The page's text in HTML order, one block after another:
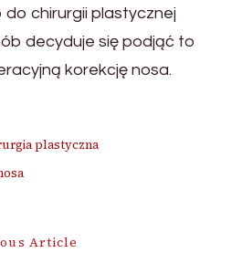
chirurgii plastycznej
decyduje się podjąć to
korekcję nosa.
plastyczna
Article